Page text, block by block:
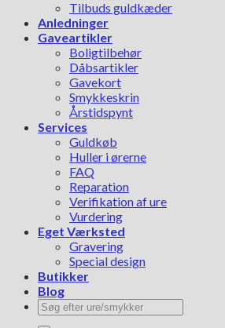
Tilbuds guldkæder
Anledninger
Gaveartikler
Boligtilbehør
Dåbsartikler
Gavekort
Smykkeskrin
Årstidspynt
Services
Guldkøb
Huller i ørerne
FAQ
Reparation
Verifikation af ure
Vurdering
Eget Værksted
Gravering
Special design
Butikker
Blog
Søg
efter: